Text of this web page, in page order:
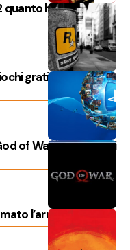
quanto hanno
gratis di luglio
of War e altri giochi
l’arrivo del DLSS